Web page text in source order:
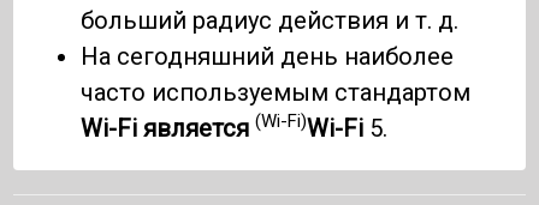
больший радиус действия и т. д.
На сегодняшний день наиболее
часто используемым стандартом
Wi-Fi является(Wi-Fi)Wi-Fi 5.